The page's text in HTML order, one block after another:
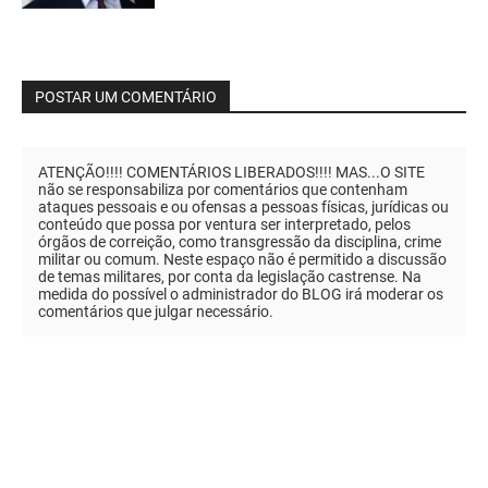
POSTAR UM COMENTÁRIO
ATENÇÃO!!!! COMENTÁRIOS LIBERADOS!!!! MAS...O SITE
não se responsabiliza por comentários que contenham
ataques pessoais e ou ofensas a pessoas físicas, jurídicas ou
conteúdo que possa por ventura ser interpretado, pelos
órgãos de correição, como transgressão da disciplina, crime
militar ou comum. Neste espaço não é permitido a discussão
de temas militares, por conta da legislação castrense. Na
medida do possível o administrador do BLOG irá moderar os
comentários que julgar necessário.